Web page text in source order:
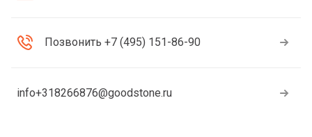
Позвонить +7 (495) 151-86-90
info+318266876@goodstone.ru